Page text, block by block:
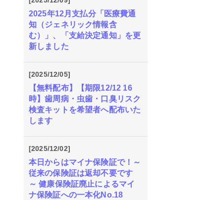
2025年12月支払分「医療費通
知（ジェネリック情報含
む）」、「支給決定通知」を更
新しました
[2025/12/05]
【無料配布】【期限12/12 16
時】歯周病・虫歯・口臭リスク
検査キットを希望者へ配布いた
します
[2025/12/02]
本日からはマイナ保険証で！～
従来の保険証は返却不要です
～ 健康保険証廃止によるマイ
ナ保険証への一本化No.18